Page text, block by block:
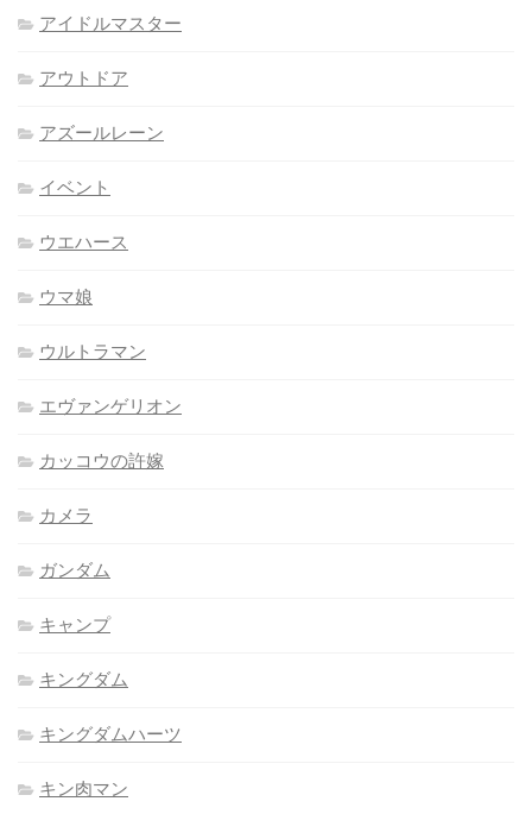
アイドルマスター
アウトドア
アズールレーン
イベント
ウエハース
ウマ娘
ウルトラマン
エヴァンゲリオン
カッコウの許嫁
カメラ
ガンダム
キャンプ
キングダム
キングダムハーツ
キン肉マン